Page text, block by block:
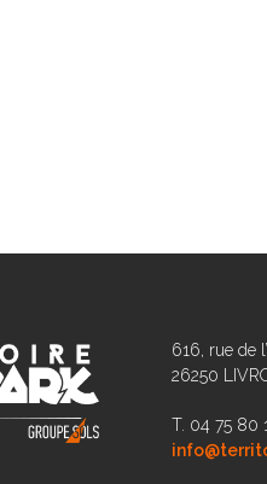
616, rue de
26250
T. 04 75 80